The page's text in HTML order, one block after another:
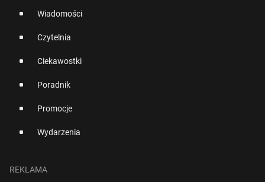
Wiadomości
Czytelnia
Ciekawostki
Poradnik
Promocje
Wydarzenia
REKLAMA